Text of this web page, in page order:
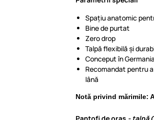
Spațiu anatomic
Bine de purtat
Zero drop
Talpă flexibilă și
Conceput în
Recomandat pentru
lână
Notă privind mărimile: